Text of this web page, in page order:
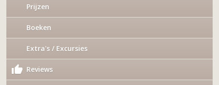
Prijzen
Boeken
Extra's / Excursies
Reviews